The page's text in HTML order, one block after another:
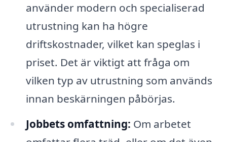
använder modern och specialiserad
utrustning kan ha högre
driftskostnader, vilket kan speglas i
priset. Det är viktigt att fråga om
vilken typ av utrustning som används
innan beskärningen påbörjas.
Jobbets omfattning: Om arbetet